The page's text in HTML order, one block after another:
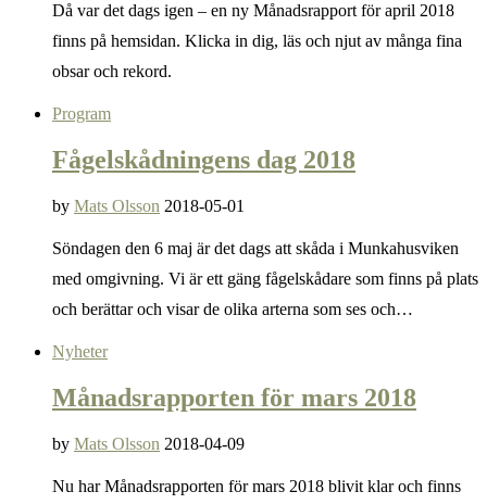
Då var det dags igen – en ny Månadsrapport för april 2018
finns på hemsidan. Klicka in dig, läs och njut av många fina
obsar och rekord.
Program
Fågelskådningens dag 2018
by Mats Olsson 2018-05-01
Söndagen den 6 maj är det dags att skåda i Munkahusviken
med omgivning. Vi är ett gäng fågelskådare som finns på plats
och berättar och visar de olika arterna som ses och…
Nyheter
Månadsrapporten för mars 2018
by Mats Olsson 2018-04-09
Nu har Månadsrapporten för mars 2018 blivit klar och finns